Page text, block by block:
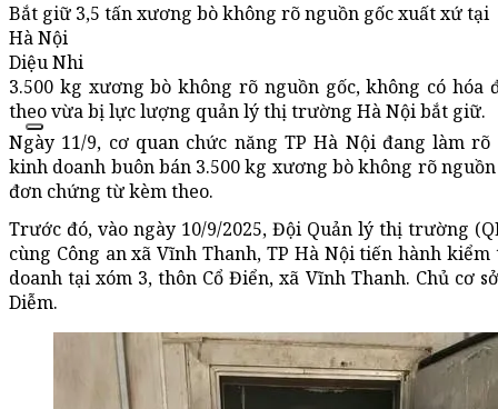
Bắt giữ 3,5 tấn xương bò không rõ nguồn gốc xuất xứ tại
Hà Nội
Diệu Nhi
3.500 kg xương bò không rõ nguồn gốc, không có hóa
theo vừa bị lực lượng quản lý thị trường Hà Nội bắt giữ.
Ngày 11/9, cơ quan chức năng TP Hà Nội đang làm
kinh doanh buôn bán 3.500 kg xương bò không rõ
đơn chứng từ kèm theo.
Trước đó, vào ngày 10/9/2025, Đội Quản lý thị trường
cùng Công an xã Vĩnh Thanh, TP Hà Nội tiến hành
doanh tại xóm 3, thôn Cổ Điển, xã Vĩnh Thanh. Chủ cơ
Diễm.